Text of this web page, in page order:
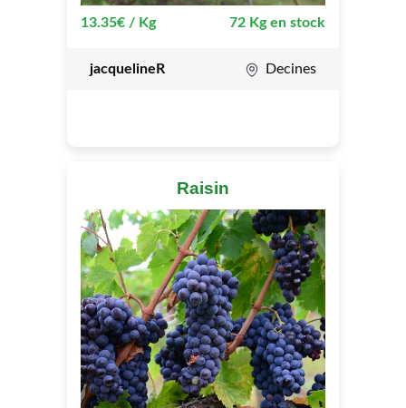
13.35€ / Kg 72 Kg en stock
jacquelineR Decines
Raisin